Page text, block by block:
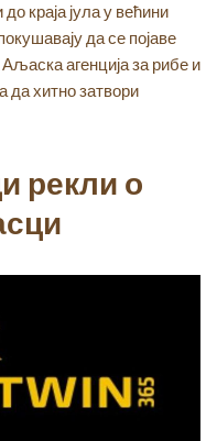
краја јула у већини
да се појаве
Аљаска агенција за рибе и
хитно затвори
рекли о